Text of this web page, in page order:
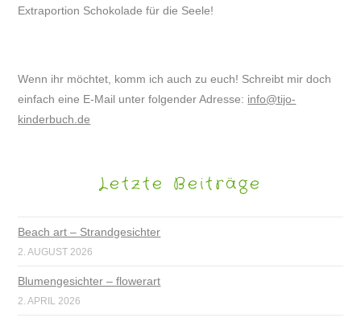
Extraportion Schokolade für die Seele!
Wenn ihr möchtet, komm ich auch zu euch! Schreibt mir doch
einfach eine E-Mail unter folgender Adresse: info@tijo-
kinderbuch.de
Letzte Beiträge
Beach art – Strandgesichter
2. AUGUST 2026
Blumengesichter – flowerart
2. APRIL 2026